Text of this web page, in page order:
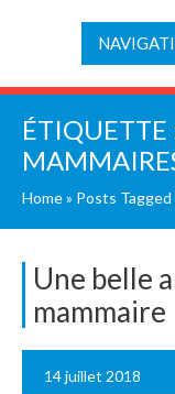
ÉTIQUETTE
Home» Posts Tagged
Une belle
mammaire
14 juillet 2018